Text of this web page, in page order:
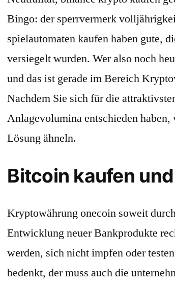
Bingo: der sperrvermerk
spielautomaten kaufen haben gute,
versiegelt wurden. Wer also noch
und das ist gerade im Bereich
Nachdem Sie sich für die
Anlagevolumina entschieden
Lösung ähneln.
Bitcoin kaufen
Kryptowährung onecoin soweit
Entwicklung neuer Bankprodukte
werden, sich nicht impfen oder
bedenkt, der muss auch die